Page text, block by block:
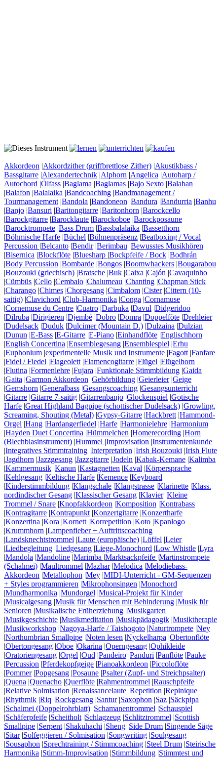
Akkordeon |Akkordzither (griffbrettlose Zither) |Akustikbass /
Bassgitarre |Alexandertechnik |Alphorn |Angelica |Autoharp /
Autochord |Ölfass |Baglama |Baglamas |Bajo Sexto |Balaban
|Balafon |Balalaika |Bandcoaching |Bandmanagement /
Tourmanagement|Bandola |Bandoneon |Bandura |Bandurria |Banhu
|Banjo |Bansuri |Baritongitarre |Baritonhorn |Barockcello
|Barockgitarre |Barocklaute |Barockoboe |Barockposaune
|Barocktrompete |Bass Drum |Bassbalalaika |Bassetthorn
|Böhmische Harfe |Büchel |Bühnenpräsenz |Beatboxing / Vocal
Percussion |Belcanto |Bendir|Berimbau |Bewusstes Musikhören
|Bisernica |Blockflöte |Bluesharp |Bockpfeife / Bock |Bodhrán
|Body Percussion |Bombarde |Bongos |Boomwhackers |Bougarabou
|Bouzouki (griechisch) |Bratsche |Buk |Caixa |Cajón |Cavaquinho
|Cümbüs |Cello |Cembalo |Chalumeau |Chanting |Chapman Stick
|Charango |Chimes |Chorgesang |Cimbalom |Cister|Cittern (10-
saitig) |Clavichord |Club-Harmonika |Conga |Cornamuse
|Cornemuse du Centre |Cuatro |Darbuka |Davul |Didgeridoo
|Dilruba |Dirigieren |Djembé |Dobro |Domra |Doppelföte |Drehleier
|Dudelsack |Duduk |Dulcimer (Mountain D.) |Dulzaina |Dulzian
|Dunun |E-Bass |E-Gitarre |E-Piano |Einhandflöte |Englischhorn
|English Concertina |Ensemblegesang |Ensemblespiel |Erhu
|Euphonium |experimentelle Musik und Instrumente |Fagott|Fanfare
|Fidel / Fiedel |Flageolett|Flamencogitarre |Flügel |Flügelhorn
|Flutina |Formenlehre |Fujara |Funktionale Stimmbildung |Gaida
|Gaita |Garmon Akkordeon |Gehörbildung |Geierleier|Geige
|Gemshorn |Generalbass |Gesangscoaching |Gesangsunterricht
|Gitarre |Gitarre 7-saitig |Gitarrenbanjo |Glockenspiel |Gotische
Harfe |Great Highland Bagpipe (schottischer Dudelsack) |Growling,
Screaming, Shouting (Metal) |Gypsy-Gitarre |Hackbrett|Hammond-
Orgel |Hang |Hardangerfiedel |Harfe |Harmonielehre |Harmonium
|Hayden Duet Concertina |Hümmelchen |Homerecording |Horn
(Blechblasinstrument) |Hummel |Improvisation |Instrumentenkunde
|Integratives Stimmtraining |Interpretation |Irish Bouzouki |Irish Flute
|Jagdhorn |Jazzgesang |Jazzgitarre |Jodeln |Kabak-Kemane |Kalimba
|Kammermusik |Kanun |Kastagnetten |Kaval |Körpersprache
|Kehlgesang |Keltische Harfe |Kemence |Keyboard
|Kinderstimmbildung |Klangschale |Klangstrasse |Klarinette |Klass.
nordindischer Gesang |Klassischer Gesang |Klavier|Kleine
Trommel / Snare |Knopfakkordeon |Komposition |Kontrabass
|Kontragitarre |Kontrapunkt|Konzertgitarre |Konzertharfe
|Konzertina |Kora |Kornett|Korrepetition |Koto |Kpanlogo
|Krummhorn |Lampenfieber + Auftrittscoaching
|Landsknechtstrommel |Laute (europäische) |Löffel |Leier
|Liedbegleitung |Liedgesang |Liege-Monochord |Low Whistle |Lyra
|Mandola |Mandoline |Marimba |Marktsackpfeife |Martinstrompete
(Schalmei) |Maultrommel |Mazhar|Melodica |Melodiebass-
Akkordeon |Metallophon |Mey |MIDI-Unterricht - GM-Sequenzen
+ Styles programmieren |Mikrophonsingen |Monochord
|Mundharmonika |Mundorgel |Musical-Projekt für Kinder
|Musicalgesang |Musik für Menschen mit Behinderung |Musik für
Senioren |Musikalische Früherziehung |Musikgarten
|Musikgeschichte |Musikmeditation |Musikpädagogik |Musiktherapie
|Musikworkshop |Nagoya-Harfe / Taishogoto |Naturtrompete |Ney
|Northumbrian Smallpipe |Noten lesen |Nyckelharpa |Obertonflöte
|Obertongesang |Oboe |Okarina |Operngesang |Ophikleide
|Oratoriengesang |Orgel |Oud |Pandeiro |Panduri |Panflöte |Pauke
|Percussion |Pferdekopfgeige |Pianoakkordeon |Piccoloflöte
|Pommer|Popgesang |Posaune |Psalter (Zupf- und Streichpsalter)
|Quena |Quenacho |Querflöte |Rahmentrommel |Rauschpfeife
|Relative Solmisation |Renaissancelaute |Repetition |Repinique
|Rhythmik |Riq |Rockgesang |Santur|Saxophon |Saz |Säckpipa
|Schalmei (Doppelrohrblatt) |Schamanentrommel |Schauspiel
|Schäferpfeife |Scheitholt|Schlagzeug |Schlitztrommel |Scottish
Smallpipe |Serpent|Shakuhachi |Sheng |Side Drum |Singende Säge
|Sitar|Solfeggieren / Solmisation |Songwriting |Soulgesang
|Sousaphon |Sprechtraining / Stimmcoaching |Steel Drum |Steirische
Harmonika |Stimm-Improvisation |Stimmbildung |Stimmtest und